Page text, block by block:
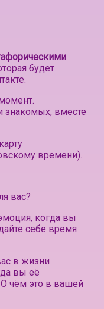
будет
знакомых, вместе
времени).
вас?
когда вы
себе время
в жизни
вы её
чём это в вашей